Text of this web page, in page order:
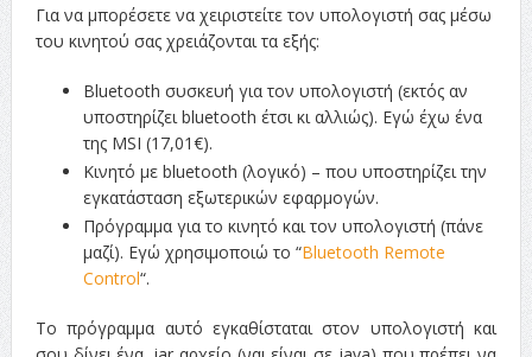
Για να μπορέσετε να χειριστείτε τον υπολογιστή σας μέσω
του κινητού σας χρειάζονται τα εξής:
Bluetooth συσκευή για τον υπολογιστή (εκτός αν
υποστηρίζει bluetooth έτσι κι αλλιώς). Εγώ έχω ένα
της MSI (17,01€).
Κινητό με bluetooth (λογικό) – που υποστηρίζει την
εγκατάσταση εξωτερικών εφαρμογών.
Πρόγραμμα για το κινητό και τον υπολογιστή (πάνε
μαζί). Εγώ χρησιμοποιώ το “Bluetooth Remote
Control“.
Το πρόγραμμα αυτό εγκαθίσταται στον υπολογιστή και